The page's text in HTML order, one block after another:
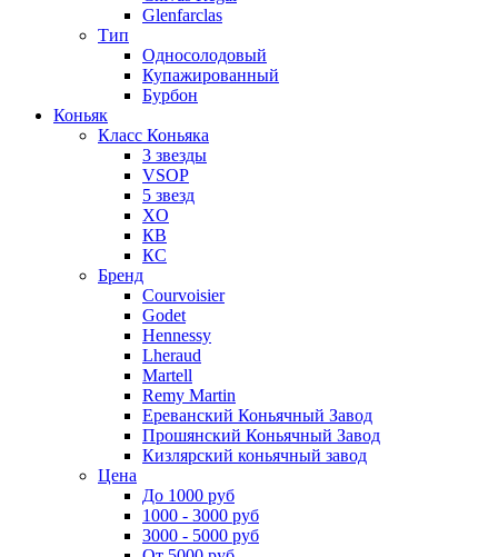
Glenfarclas
Тип
Односолодовый
Купажированный
Бурбон
Коньяк
Класс Коньяка
3 звезды
VSOP
5 звезд
XO
КВ
КС
Бренд
Courvoisier
Godet
Hennessy
Lheraud
Martell
Remy Martin
Ереванский Коньячный Завод
Прошянский Коньячный Завод
Кизлярский коньячный завод
Цена
До 1000 руб
1000 - 3000 руб
3000 - 5000 руб